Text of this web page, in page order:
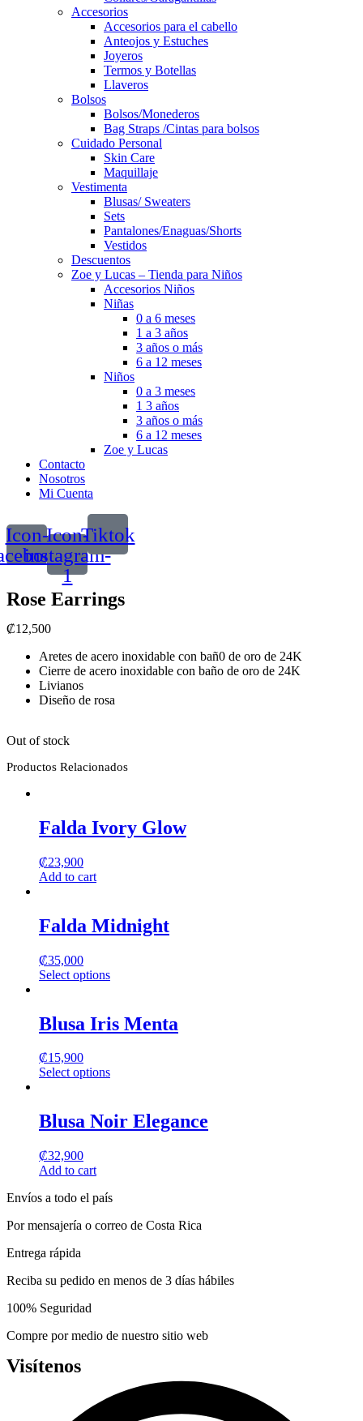
Accesorios
Accesorios para el cabello
Anteojos y Estuches
Joyeros
Termos y Botellas
Llaveros
Bolsos
Bolsos/Monederos
Bag Straps /Cintas para bolsos
Cuidado Personal
Skin Care
Maquillaje
Vestimenta
Blusas/ Sweaters
Sets
Pantalones/Enaguas/Shorts
Vestidos
Descuentos
Zoe y Lucas – Tienda para Niños
Accesorios Niños
Niñas
0 a 6 meses
1 a 3 años
3 años o más
6 a 12 meses
Niños
0 a 3 meses
1 3 años
3 años o más
6 a 12 meses
Zoe y Lucas
Contacto
Nosotros
Mi Cuenta
Icon-Icon-
instagram-
1
Tiktok
Rose Earrings
₡12,500
Aretes de acero inoxidable con bañ0 de oro de 24K
Cierre de acero inoxidable con baño de oro de 24K
Livianos
Diseño de rosa
Out of stock
Productos Relacionados
Falda Ivory Glow
₡23,900
Add to cart
Falda Midnight
₡35,000
Select options
has
multiple
The
options
chosen
on
the
product
page
Blusa Iris Menta
₡15,900
Select options
has
multiple
The
options
be
chosen
on
the
product
page
Blusa Noir Elegance
₡32,900
Add to cart
Envíos a todo el país
Por mensajería o correo de Costa Rica
Entrega rápida
Reciba su pedido en menos de 3 días hábiles
100% Seguridad
Compre por medio de nuestro sitio web
Visítenos